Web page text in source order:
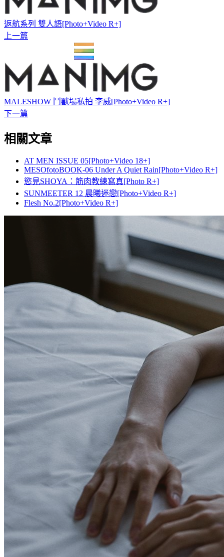
返航系列 雙人語[Photo+Video R+]
上一篇
MALESHOW 鬥獸場私拍 李威[Photo+Video R+]
下一篇
相關文章
AT MEN ISSUE 05[Photo+Video 18+]
MESOfotoBOOK-06 Under A Quiet Rain[Photo+Video R+]
慾見SHOYA：筋肉教練寫真[Photo R+]
SUNMEETER 12 晨曦迷戀[Photo+Video R+]
Flesh No.2[Photo+Video R+]